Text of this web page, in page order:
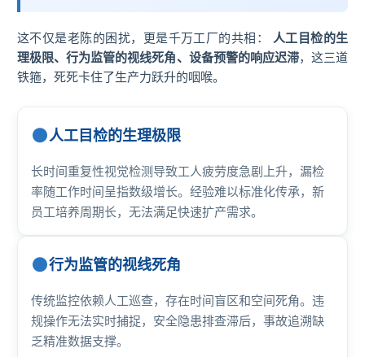
这不仅是老陈的困扰，更是千万工厂的共相： 人工目检的生
理极限、行为监管的视线死角、设备预警的响应迟滞，这三道
铁箍，死死卡住了生产力跃升的咽喉。
人工目检的生理极限
长时间重复性视觉检测导致工人疲劳度急剧上升，漏检
率随工作时间呈指数级增长。经验难以标准化传承，新
员工培养周期长，无法满足快速扩产需求。
行为监管的视线死角
传统监控依赖人工巡查，存在时间盲区和空间死角。违
规操作无法实时捕捉，安全隐患排查滞后，事故追溯缺
乏精准数据支撑。